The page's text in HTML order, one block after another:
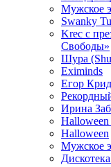
Мужское
Swanky
Krec с
Свободы»
Шура
Eximinds
Егор
Ирина
Halloween
Halloween
Мужское